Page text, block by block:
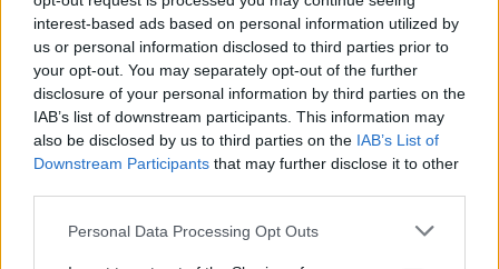
interest-based ads based on personal information utilized by
us or personal information disclosed to third parties prior to
your opt-out. You may separately opt-out of the further
disclosure of your personal information by third parties on the
IAB’s list of downstream participants. This information may
also be disclosed by us to third parties on the IAB’s List of
Downstream Participants that may further disclose it to other
Personal Data Processing Opt Outs
18:10 - 6 Μαρτίου 2023
Από τη σύσκεψη προέκυψε πλέγμα άμεσων
προτάσεων